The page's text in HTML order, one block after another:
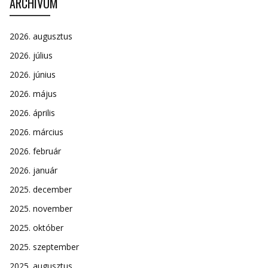
2026. augusztus
2026. július
2026. június
2026. május
2026. április
2026. március
2026. február
2026. január
2025. december
2025. november
2025. október
2025. szeptember